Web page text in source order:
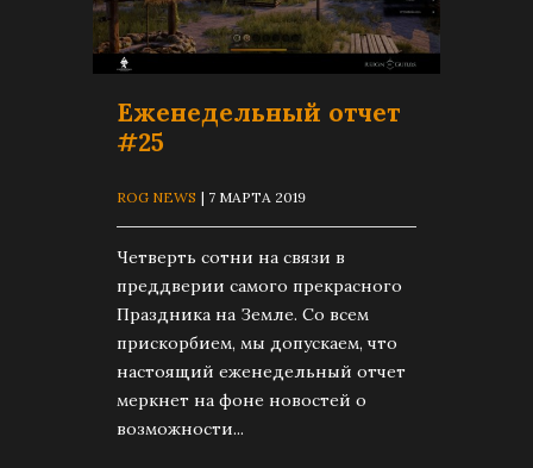
Еженедельный отчет
#25
ROG NEWS | 7 МАРТА 2019
Четверть сотни на связи в
преддверии самого прекрасного
Праздника на Земле. Со всем
прискорбием, мы допускаем, что
настоящий еженедельный отчет
меркнет на фоне новостей о
возможности...